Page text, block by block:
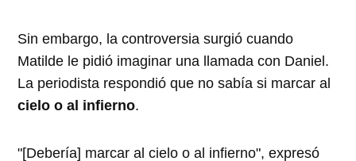
Sin embargo, la controversia surgió cuando
Matilde le pidió imaginar una llamada con Daniel.
La periodista respondió que no sabía si marcar al
cielo o al infierno.
"[Debería] marcar al cielo o al infierno", expresó